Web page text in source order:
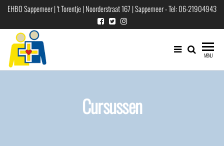
de
inhoud
EHBO Sappemeer | 't Torentje | Noorderstraat 167 | Sappemeer - Tel: 06-21904943
"Sappemeer"
Sappemeer
MENU
Cursussen